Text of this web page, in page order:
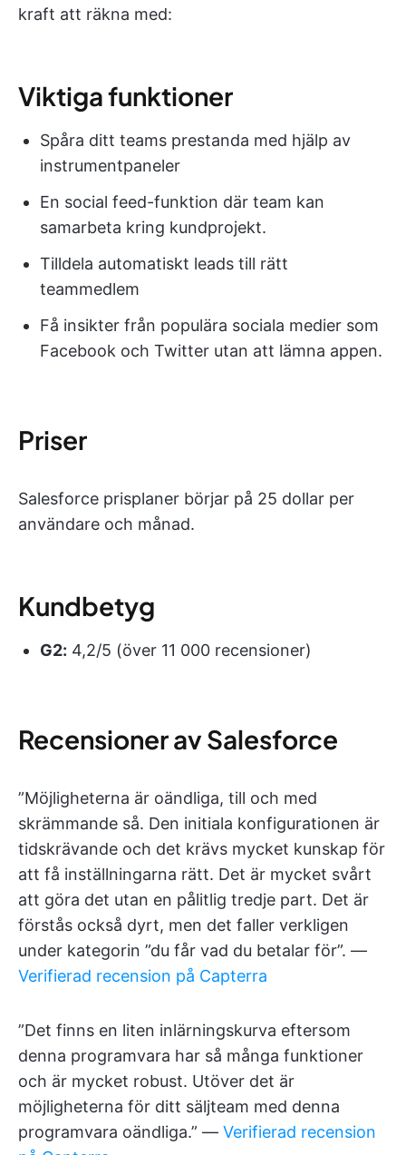
kraft att räkna med:
Viktiga funktioner
Spåra ditt teams prestanda med hjälp av
instrumentpaneler
En social feed-funktion där team kan
samarbeta kring kundprojekt.
Tilldela automatiskt leads till rätt
teammedlem
Få insikter från populära sociala medier som
Facebook och Twitter utan att lämna appen.
Priser
Salesforce prisplaner börjar på 25 dollar per
användare och månad.
Kundbetyg
G2: 4,2/5 (över 11 000 recensioner)
Recensioner av Salesforce
”Möjligheterna är oändliga, till och med
skrämmande så. Den initiala konfigurationen är
tidskrävande och det krävs mycket kunskap för
att få inställningarna rätt. Det är mycket svårt
att göra det utan en pålitlig tredje part. Det är
förstås också dyrt, men det faller verkligen
under kategorin ”du får vad du betalar för”. —
Verifierad recension på Capterra
”Det finns en liten inlärningskurva eftersom
denna programvara har så många funktioner
och är mycket robust. Utöver det är
möjligheterna för ditt säljteam med denna
programvara oändliga.” — Verifierad recension